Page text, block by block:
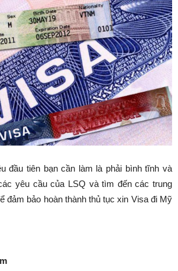
đầu tiên bạn cần làm là phải bình tĩnh và
yêu cầu của LSQ và tìm đến các trung
đảm bảo hoàn thành thủ tục xin Visa đi Mỹ